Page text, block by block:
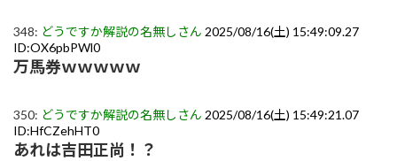
348: どうですか解説の名無しさん 2025/08/16(土) 15:49:09.27
ID:OX6pbPWl0
万馬券ｗｗｗｗｗ
350: どうですか解説の名無しさん 2025/08/16(土) 15:49:21.07
ID:HfCZehHT0
あれは吉田正尚！？